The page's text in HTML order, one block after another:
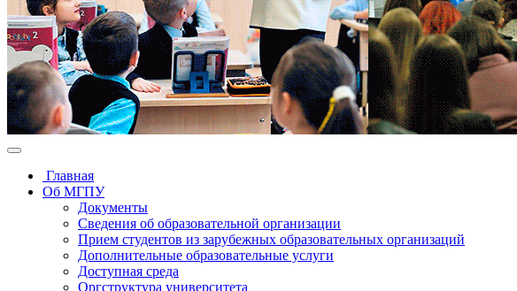
Главная
Об МГПУ
Документы
Сведения об образовательной организации
Прием студентов из зарубежных образовательных организаций
Дополнительные образовательные услуги
Доступная среда
Оргструктура университета